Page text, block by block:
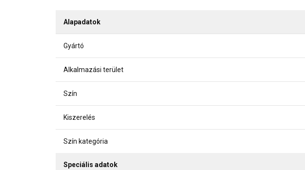
Alapadatok
Gyártó
Alkalmazási terület
Szín
Kiszerelés
Szín kategória
Speciális adatok